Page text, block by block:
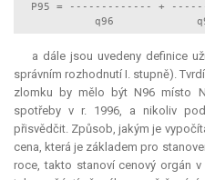
P95 = ------------- +
a dále jsou uvedeny definice
správním rozhodnutí I. stupně).
zlomku by mělo být N96 místo
spotřeby v r. 1996, a nikoliv
přisvědčit. Způsob, jakým je
cena, která je základem pro
roce, takto stanoví cenový orgán